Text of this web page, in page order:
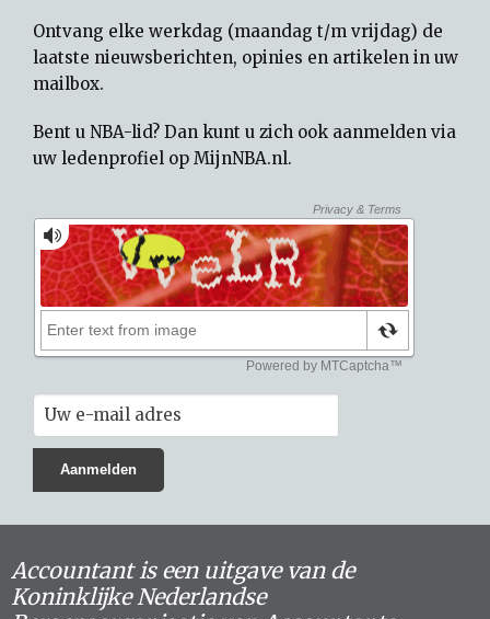
Ontvang elke werkdag (maandag t/m vrijdag) de
laatste nieuwsberichten, opinies en artikelen in uw
mailbox.
Bent u NBA-lid? Dan kunt u zich ook aanmelden via
uw ledenprofiel op MijnNBA.nl.
Accountant is een uitgave van de
Koninklijke Nederlandse